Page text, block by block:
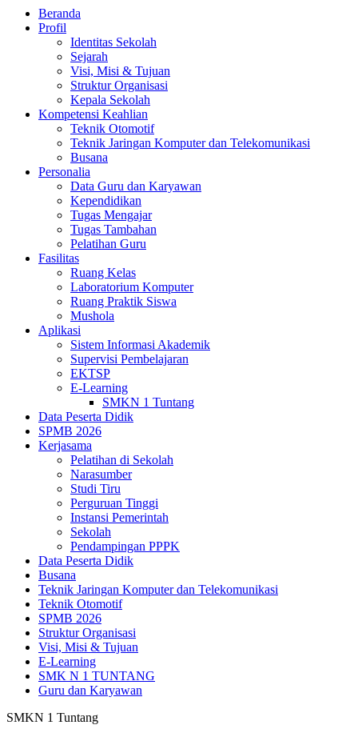
Beranda
Profil
Identitas Sekolah
Sejarah
Visi, Misi & Tujuan
Struktur Organisasi
Kepala Sekolah
Kompetensi Keahlian
Teknik Otomotif
Teknik Jaringan Komputer dan Telekomunikasi
Busana
Personalia
Data Guru dan Karyawan
Kependidikan
Tugas Mengajar
Tugas Tambahan
Pelatihan Guru
Fasilitas
Ruang Kelas
Laboratorium Komputer
Ruang Praktik Siswa
Mushola
Aplikasi
Sistem Informasi Akademik
Supervisi Pembelajaran
EKTSP
E-Learning
SMKN 1 Tuntang
Data Peserta Didik
SPMB 2026
Kerjasama
Pelatihan di Sekolah
Narasumber
Studi Tiru
Perguruan Tinggi
Instansi Pemerintah
Sekolah
Pendampingan PPPK
Data Peserta Didik
Busana
Teknik Jaringan Komputer dan Telekomunikasi
Teknik Otomotif
SPMB 2026
Struktur Organisasi
Visi, Misi & Tujuan
E-Learning
SMK N 1 TUNTANG
Guru dan Karyawan
SMKN 1 Tuntang